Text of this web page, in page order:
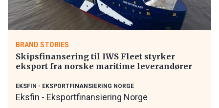
BRAND STORIES
Skipsfinansering til IWS Fleet styrker
eksport fra norske maritime leverandører
EKSFIN - EKSPORTFINANSIERING NORGE
Eksfin - Eksportfinansiering Norge